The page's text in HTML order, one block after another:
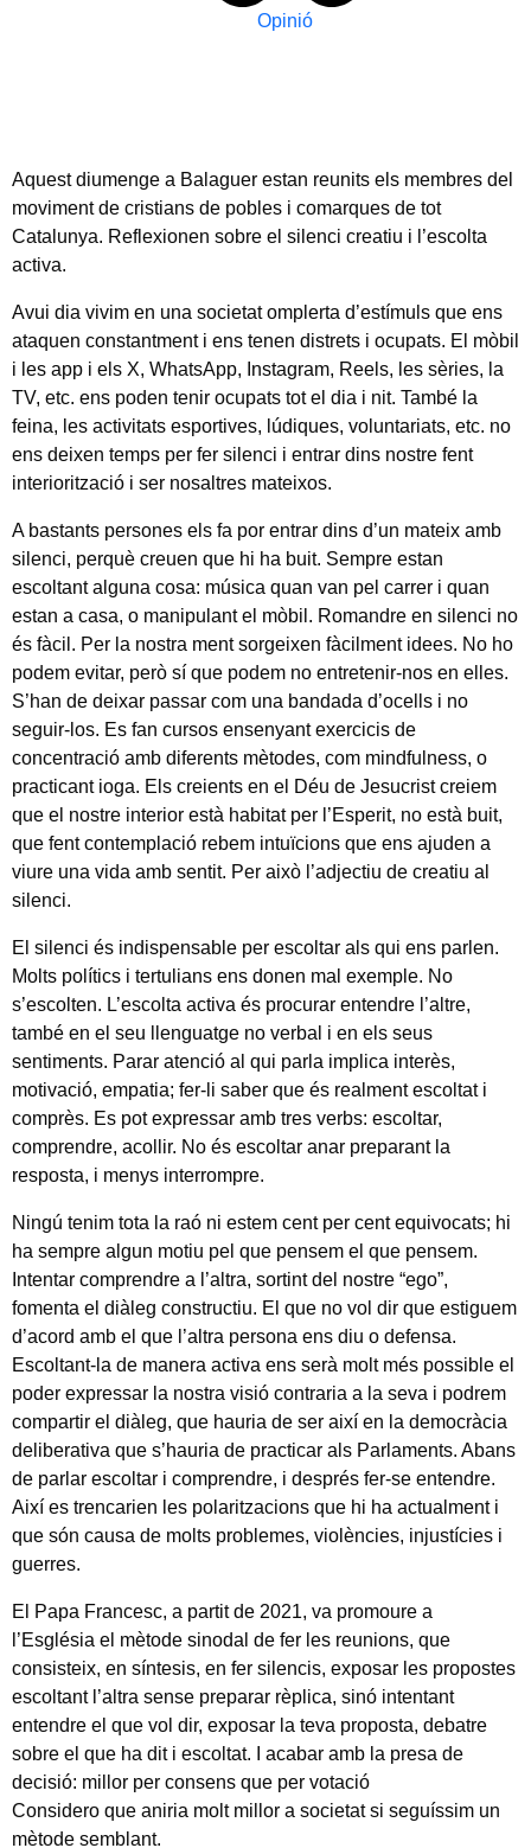
Opinió
Aquest diumenge a Balaguer estan reunits els membres del
moviment de cristians de pobles i comarques de tot
Catalunya. Reflexionen sobre el silenci creatiu i l’escolta
activa.
Avui dia vivim en una societat omplerta d’estímuls que ens
ataquen constantment i ens tenen distrets i ocupats. El mòbil
i les app i els X, WhatsApp, Instagram, Reels, les sèries, la
TV, etc. ens poden tenir ocupats tot el dia i nit. També la
feina, les activitats esportives, lúdiques, voluntariats, etc. no
ens deixen temps per fer silenci i entrar dins nostre fent
interiorització i ser nosaltres mateixos.
A bastants persones els fa por entrar dins d’un mateix amb
silenci, perquè creuen que hi ha buit. Sempre estan
escoltant alguna cosa: música quan van pel carrer i quan
estan a casa, o manipulant el mòbil. Romandre en silenci no
és fàcil. Per la nostra ment sorgeixen fàcilment idees. No ho
podem evitar, però sí que podem no entretenir-nos en elles.
S’han de deixar passar com una bandada d’ocells i no
seguir-los. Es fan cursos ensenyant exercicis de
concentració amb diferents mètodes, com mindfulness, o
practicant ioga. Els creients en el Déu de Jesucrist creiem
que el nostre interior està habitat per l’Esperit, no està buit,
que fent contemplació rebem intuïcions que ens ajuden a
viure una vida amb sentit. Per això l’adjectiu de creatiu al
silenci.
El silenci és indispensable per escoltar als qui ens parlen.
Molts polítics i tertulians ens donen mal exemple. No
s’escolten. L’escolta activa és procurar entendre l’altre,
també en el seu llenguatge no verbal i en els seus
sentiments. Parar atenció al qui parla implica interès,
motivació, empatia; fer-li saber que és realment escoltat i
comprès. Es pot expressar amb tres verbs: escoltar,
comprendre, acollir. No és escoltar anar preparant la
resposta, i menys interrompre.
Ningú tenim tota la raó ni estem cent per cent equivocats; hi
ha sempre algun motiu pel que pensem el que pensem.
Intentar comprendre a l’altra, sortint del nostre “ego”,
fomenta el diàleg constructiu. El que no vol dir que estiguem
d’acord amb el que l’altra persona ens diu o defensa.
Escoltant-la de manera activa ens serà molt més possible el
poder expressar la nostra visió contraria a la seva i podrem
compartir el diàleg, que hauria de ser així en la democràcia
deliberativa que s’hauria de practicar als Parlaments. Abans
de parlar escoltar i comprendre, i després fer-se entendre.
Així es trencarien les polaritzacions que hi ha actualment i
que són causa de molts problemes, violències, injustícies i
guerres.
El Papa Francesc, a partit de 2021, va promoure a
l’Església el mètode sinodal de fer les reunions, que
consisteix, en síntesis, en fer silencis, exposar les propostes
escoltant l’altra sense preparar rèplica, sinó intentant
entendre el que vol dir, exposar la teva proposta, debatre
sobre el que ha dit i escoltat. I acabar amb la presa de
decisió: millor per consens que per votació
Considero que aniria molt millor a societat si seguíssim un
mètode semblant.